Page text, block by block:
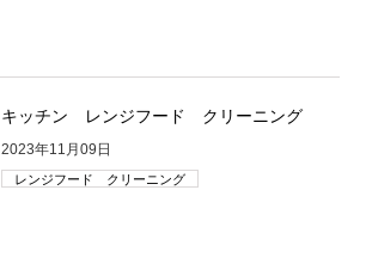
キッチン レンジフード クリーニング
2023年11月09日
レンジフード クリーニング